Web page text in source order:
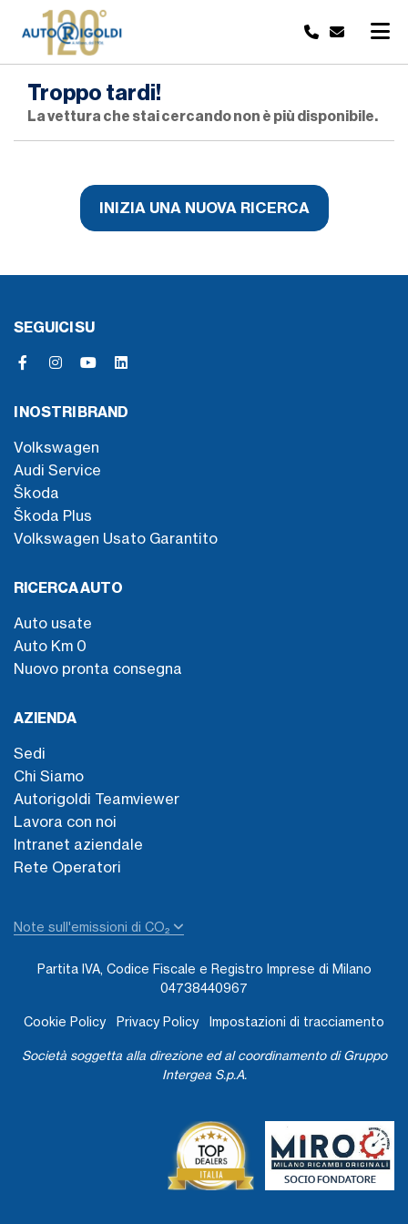
Troppo tardi!
La vettura che stai cercando non è più disponibile.
INIZIA UNA NUOVA RICERCA
SEGUICI SU
I NOSTRI BRAND
Volkswagen
Audi Service
Škoda
Škoda Plus
Volkswagen Usato Garantito
RICERCA AUTO
Auto usate
Auto Km 0
Nuovo pronta consegna
AZIENDA
Sedi
Chi Siamo
Autorigoldi Teamviewer
Lavora con noi
Intranet aziendale
Rete Operatori
Note sull'emissioni di CO₂
Partita IVA, Codice Fiscale e Registro Imprese di Milano
04738440967
Cookie Policy Privacy Policy Impostazioni di tracciamento
Società soggetta alla direzione ed al coordinamento di Gruppo
Intergea S.p.A.